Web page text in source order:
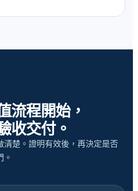
流程開始，
收交付。
清楚。證明有效後，再決定是否